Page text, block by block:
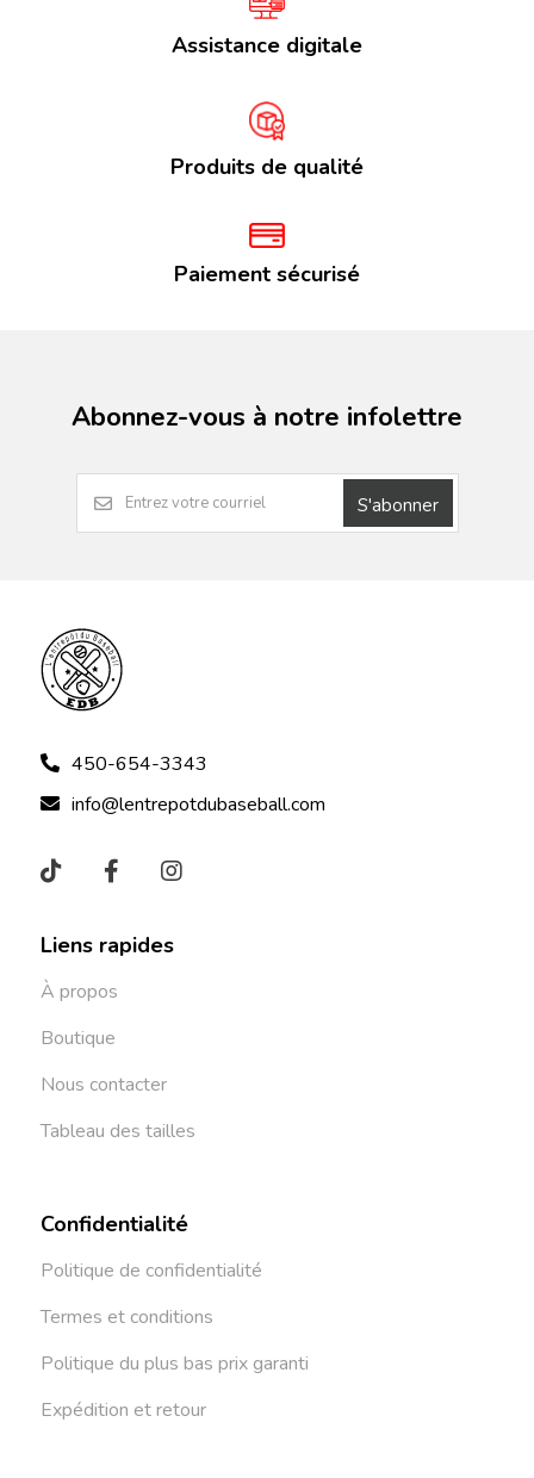
Assistance digitale
Produits de qualité
Paiement sécurisé
Abonnez-vous à notre infolettre
S'abonner
450-654-3343
info@lentrepotdubaseball.com
Liens rapides
À propos
Boutique
Nous contacter
Tableau des tailles
Confidentialité
Politique de confidentialité
Termes et conditions
Politique du plus bas prix garanti
Expédition et retour